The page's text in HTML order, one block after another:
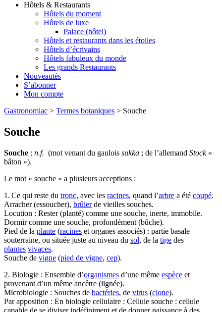
Hôtels & Restaurants
Hôtels du moment
Hôtels de luxe
Palace (hôtel)
Hôtels et restaurants dans les étoiles
Hôtels d’écrivains
Hôtels fabuleux du monde
Les grands Restaurants
Nouveautés
S’abonner
Mon compte
Gastronomiac > Termes botaniques > Souche
Souche
Souche : n.f. (mot venant du gaulois sukka ; de l’allemand Stock«
bâton »).
Le mot « souche » a plusieurs acceptions :
1. Ce qui reste du tronc, avec les racines, quand l’arbre a été coupé.
Arracher (essoucher), brûlerde vieilles souches.
Locution : Rester (planté) comme une souche, inerte, immobile.
Dormir comme une souche, profondément (bûche).
Pied de la plante (racines et organes associés) : partie basale
souterraine, ou située juste au niveau du sol, de la tige des
plantes vivaces.
Souche de vigne (pied de vigne, cep).
2. Biologie : Ensemble d’organismes d’une même espèce et
provenant d’un même ancêtre (lignée).
Microbiologie : Souches de bactéries, de virus (clone).
Par apposition : En biologie cellulaire : Cellule souche : cellule
capable de se diviser indéfiniment et de donner naissance à des